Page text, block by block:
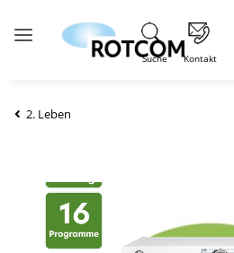
Suche Kontakt
2. Leben